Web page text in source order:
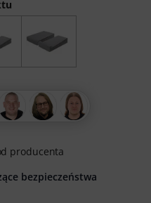
producenta
bezpieczeństwa